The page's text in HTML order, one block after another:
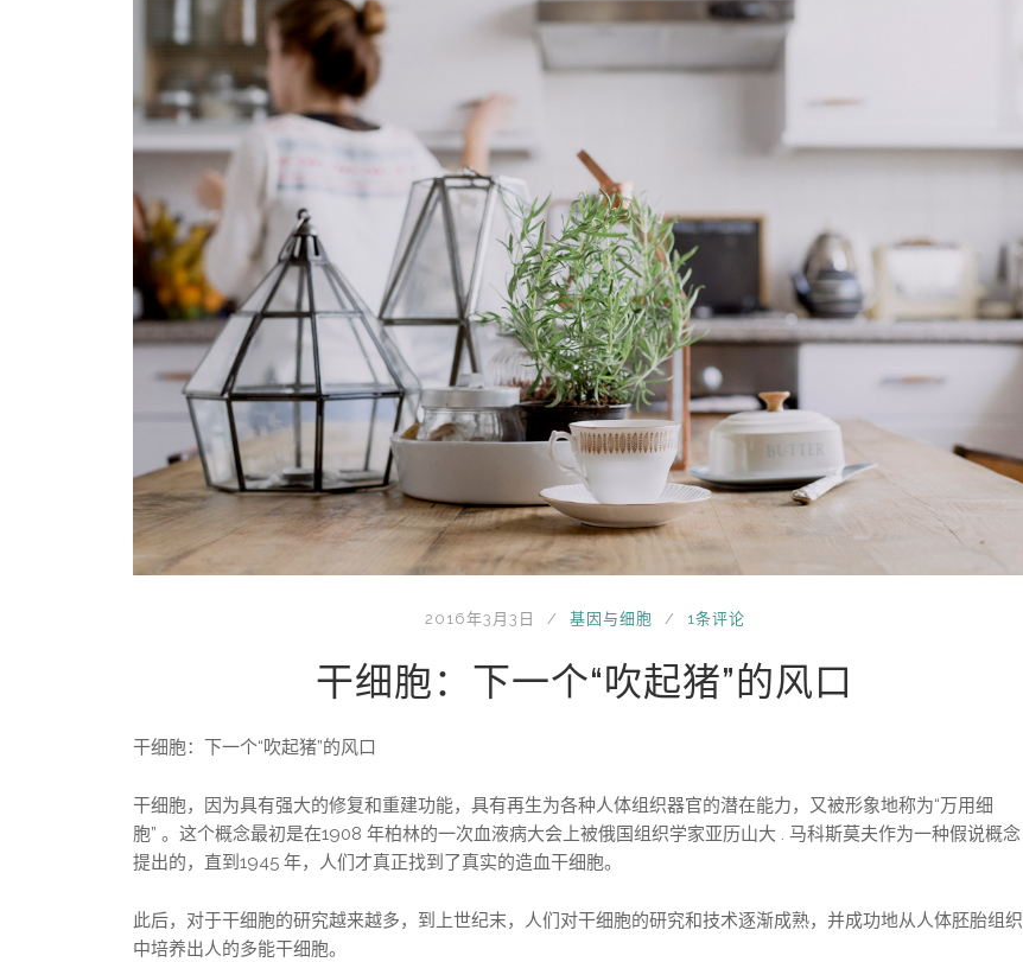
2016年3月3日 基因与细胞 1条评论
干细胞：下一个“吹起猪”的风口
干细胞：下一个“吹起猪”的风口
干细胞，因为具有强大的修复和重建功能，具有再生为各种人体组织器官的潜在能力，又被形象地称为“万用细
胞” 。这个概念最初是在1908 年柏林的一次血液病大会上被俄国组织学家亚历山大 . 马科斯莫夫作为一种假说概念
提出的，直到1945 年，人们才真正找到了真实的造血干细胞。
此后，对于干细胞的研究越来越多，到上世纪末，人们对干细胞的研究和技术逐渐成熟，并成功地从人体胚胎组织
中培养出人的多能干细胞。